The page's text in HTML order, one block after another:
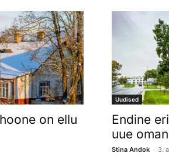
on ellu
Uudised
Endine
uue
Stina Andok - 3.